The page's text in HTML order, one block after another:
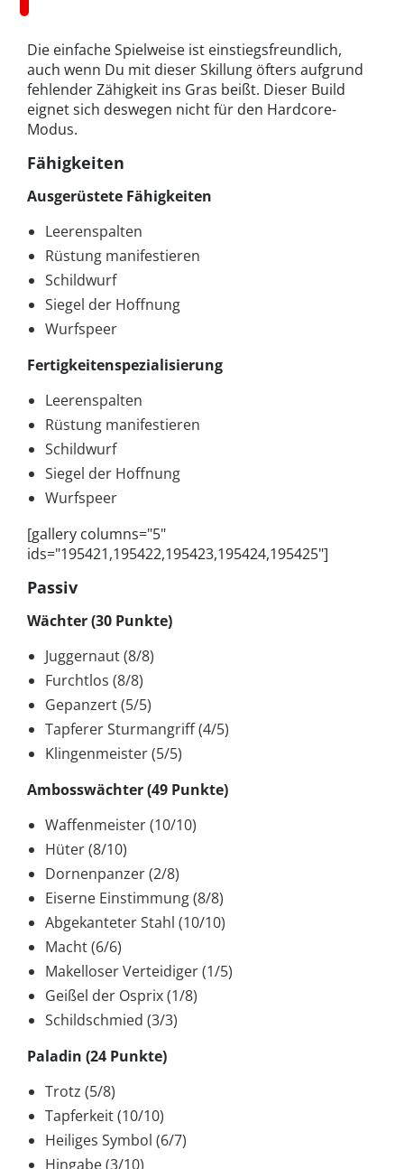
Die einfache Spielweise ist einstiegsfreundlich,
auch wenn Du mit dieser Skillung öfters aufgrund
fehlender Zähigkeit ins Gras beißt. Dieser Build
eignet sich deswegen nicht für den Hardcore-
Modus.
Fähigkeiten
Ausgerüstete Fähigkeiten
Leerenspalten
Rüstung manifestieren
Schildwurf
Siegel der Hoffnung
Wurfspeer
Fertigkeitenspezialisierung
Leerenspalten
Rüstung manifestieren
Schildwurf
Siegel der Hoffnung
Wurfspeer
[gallery columns="5"
ids="195421,195422,195423,195424,195425"]
Passiv
Wächter (30 Punkte)
Juggernaut (8/8)
Furchtlos (8/8)
Gepanzert (5/5)
Tapferer Sturmangriff (4/5)
Klingenmeister (5/5)
Ambosswächter (49 Punkte)
Waffenmeister (10/10)
Hüter (8/10)
Dornenpanzer (2/8)
Eiserne Einstimmung (8/8)
Abgekanteter Stahl (10/10)
Macht (6/6)
Makelloser Verteidiger (1/5)
Geißel der Osprix (1/8)
Schildschmied (3/3)
Paladin (24 Punkte)
Trotz (5/8)
Tapferkeit (10/10)
Heiliges Symbol (6/7)
Hingabe (3/10)